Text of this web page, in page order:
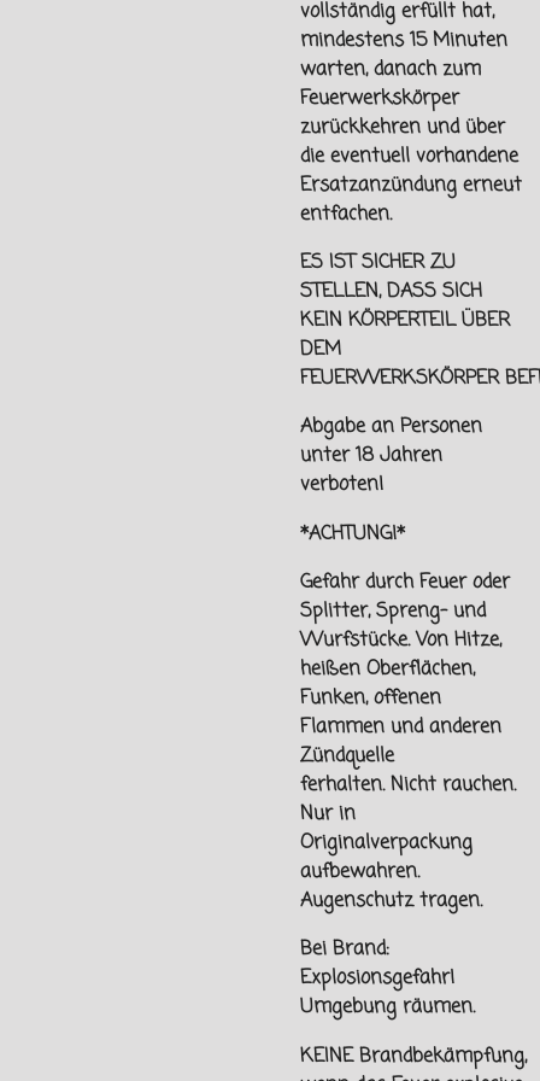
vollständig erfüllt hat,
mindestens 15 Minuten
warten, danach zum
Feuerwerkskörper
zurückkehren und über
die eventuell vorhandene
Ersatzanzündung erneut
entfachen.
ES IST SICHER ZU
STELLEN, DASS SICH
KEIN KÖRPERTEIL ÜBER
DEM
FEUERWERKSKÖRPER
Abgabe an Personen
unter18 Jahren
verboten!
*ACHTUNG!*
Gefahr durch Feuer oder
Splitter, Spreng- und
Wurfstücke. Von Hitze,
heißen Oberflächen,
Funken, offenen
Flammen undanderen
Zündquelle
ferhalten.Nicht rauchen.
Nur in
Originalverpackung
aufbewahren.
Augenschutz tragen.
Bei Brand:
Explosionsgefahr!
Umgebung räumen.
KEINE Brandbekämpfung,